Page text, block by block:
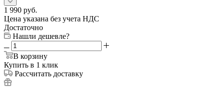
1 990 руб.
Цена указана без учета НДС
Достаточно
Нашли дешевле?
В корзину
Купить в 1 клик
Рассчитать доставку